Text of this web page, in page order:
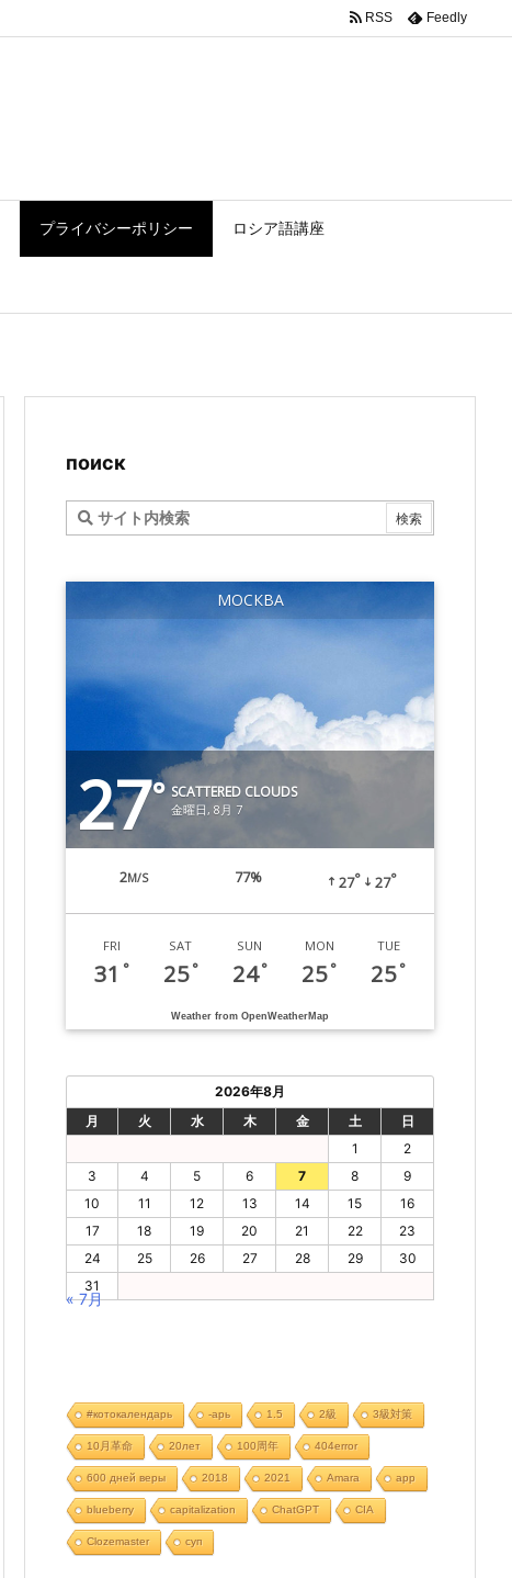
プライバシーポリシー ロシア語講座
RSS Feedly
поиск
МОСКВА
27° SCATTERED CLOUDS
金曜日, 8月 7
2M/S 77% 27° 27°
FRI
31 °
SAT
25°
SUN
24°
MON
25°
TUE
25°
Weather from OpenWeatherMap
2026年8月
月
火 水 木 金 土
日
1
2
3
4 5 6 7 8
9
10
11 12 13 14 15
16
17
18 19 20 21 22
23
24
25 26 27 28 29
30
31
« 7月
#котокалендарь -арь 1.5 2級 3級対策
10月革命 20лет 100周年 404error
600 дней веры 2018 2021 Amara app
blueberry capitalization ChatGPT CIA
Clozemaster cуп